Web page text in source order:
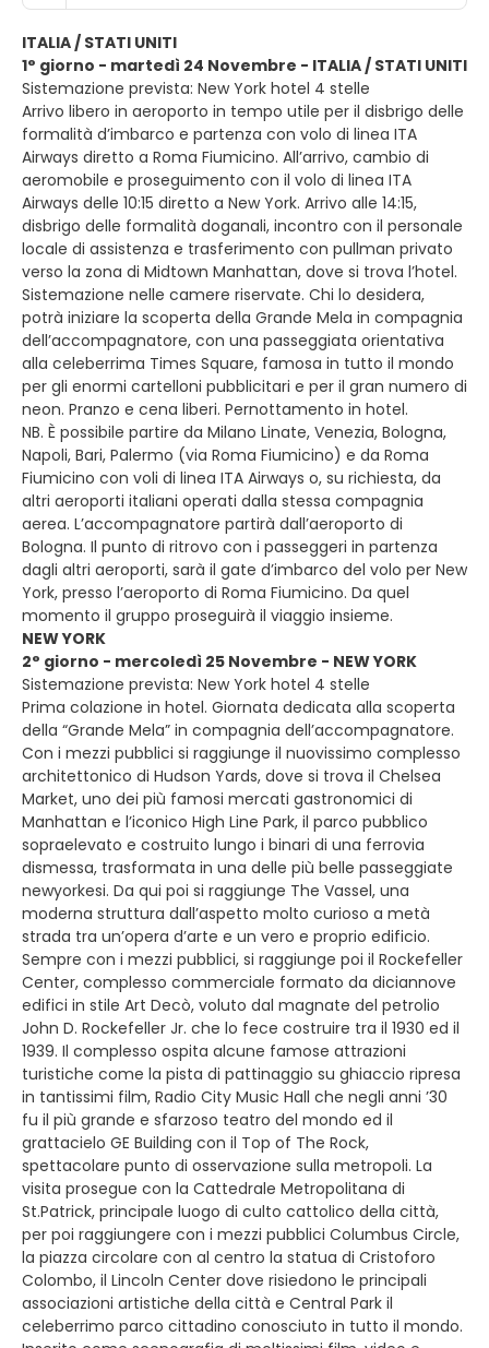
ITALIA / STATI UNITI
1° giorno - martedì 24 Novembre - ITALIA / STATI UNITI
Sistemazione prevista: New York hotel 4 stelle
Arrivo libero in aeroporto in tempo utile per il disbrigo delle
formalità d’imbarco e partenza con volo di linea ITA
Airways diretto a Roma Fiumicino. All’arrivo, cambio di
aeromobile e proseguimento con il volo di linea ITA
Airways delle 10:15 diretto a New York. Arrivo alle 14:15,
disbrigo delle formalità doganali, incontro con il personale
locale di assistenza e trasferimento con pullman privato
verso la zona di Midtown Manhattan, dove si trova l’hotel.
Sistemazione nelle camere riservate. Chi lo desidera,
potrà iniziare la scoperta della Grande Mela in compagnia
dell’accompagnatore, con una passeggiata orientativa
alla celeberrima Times Square, famosa in tutto il mondo
per gli enormi cartelloni pubblicitari e per il gran numero di
neon. Pranzo e cena liberi. Pernottamento in hotel.
NB. È possibile partire da Milano Linate, Venezia, Bologna,
Napoli, Bari, Palermo (via Roma Fiumicino) e da Roma
Fiumicino con voli di linea ITA Airways o, su richiesta, da
altri aeroporti italiani operati dalla stessa compagnia
aerea. L’accompagnatore partirà dall’aeroporto di
Bologna. Il punto di ritrovo con i passeggeri in partenza
dagli altri aeroporti, sarà il gate d’imbarco del volo per New
York, presso l’aeroporto di Roma Fiumicino. Da quel
momento il gruppo proseguirà il viaggio insieme.
NEW YORK
2° giorno - mercoledì 25 Novembre - NEW YORK
Sistemazione prevista: New York hotel 4 stelle
Prima colazione in hotel. Giornata dedicata alla scoperta
della “Grande Mela” in compagnia dell’accompagnatore.
Con i mezzi pubblici si raggiunge il nuovissimo complesso
architettonico di Hudson Yards, dove si trova il Chelsea
Market, uno dei più famosi mercati gastronomici di
Manhattan e l’iconico High Line Park, il parco pubblico
sopraelevato e costruito lungo i binari di una ferrovia
dismessa, trasformata in una delle più belle passeggiate
newyorkesi. Da qui poi si raggiunge The Vassel, una
moderna struttura dall’aspetto molto curioso a metà
strada tra un’opera d’arte e un vero e proprio edificio.
Sempre con i mezzi pubblici, si raggiunge poi il Rockefeller
Center, complesso commerciale formato da diciannove
edifici in stile Art Decò, voluto dal magnate del petrolio
John D. Rockefeller Jr. che lo fece costruire tra il 1930 ed il
1939. Il complesso ospita alcune famose attrazioni
turistiche come la pista di pattinaggio su ghiaccio ripresa
in tantissimi film, Radio City Music Hall che negli anni ’30
fu il più grande e sfarzoso teatro del mondo ed il
grattacielo GE Building con il Top of The Rock,
spettacolare punto di osservazione sulla metropoli. La
visita prosegue con la Cattedrale Metropolitana di
St.Patrick, principale luogo di culto cattolico della città,
per poi raggiungere con i mezzi pubblici Columbus Circle,
la piazza circolare con al centro la statua di Cristoforo
Colombo, il Lincoln Center dove risiedono le principali
associazioni artistiche della città e Central Park il
celeberrimo parco cittadino conosciuto in tutto il mondo.